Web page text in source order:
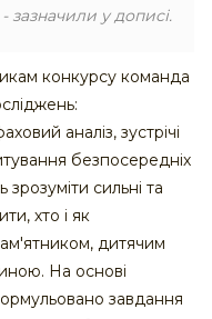
зазначили у дописі.
конкурсу команда
аналіз, зустрічі
безпосередніх
сильні та
хто і як
дитячим
На основі
завдання